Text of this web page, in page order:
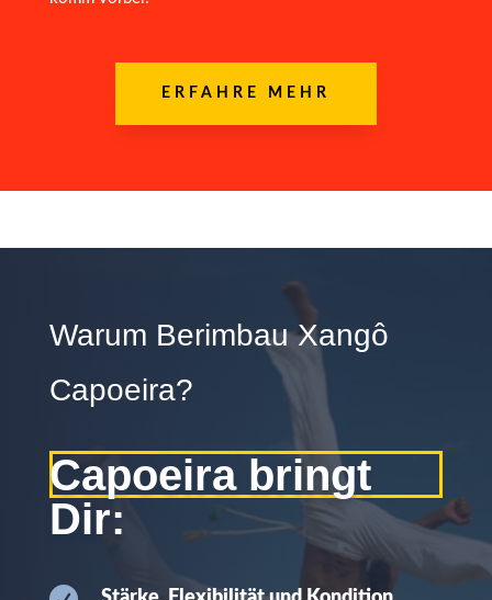
ERFAHRE MEHR
Warum Berimbau Xangô
Capoeira?
Capoeira bringt
Dir: